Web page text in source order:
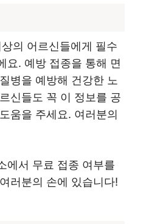
의 어르신들에게 필수
요. 예방 접종을 통해 면
병을 예방해 건강한 노
신들도 꼭 이 정보를 공
움을 주세요. 여러분의
에서 무료 접종 여부를
러분의 손에 있습니다!